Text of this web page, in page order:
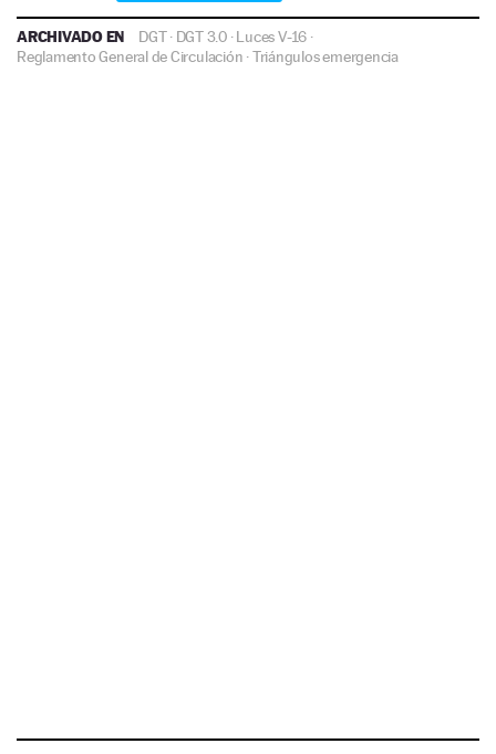
ARCHIVADO EN DGT· DGT 3.0 ·Luces V-16 ·
Reglamento General de Circulación ·Triángulos emergencia